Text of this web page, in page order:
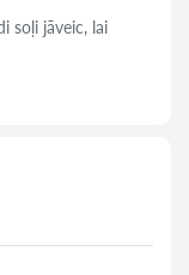
soļi jāveic, lai